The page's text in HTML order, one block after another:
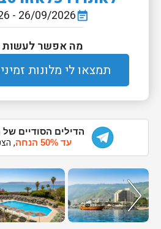
event_note
26/09/2026 - 4/10/2026
מה אפשר לעשות
תמצאו לי מלונות
הדילים הסודיים
עד 50% הנחה
,